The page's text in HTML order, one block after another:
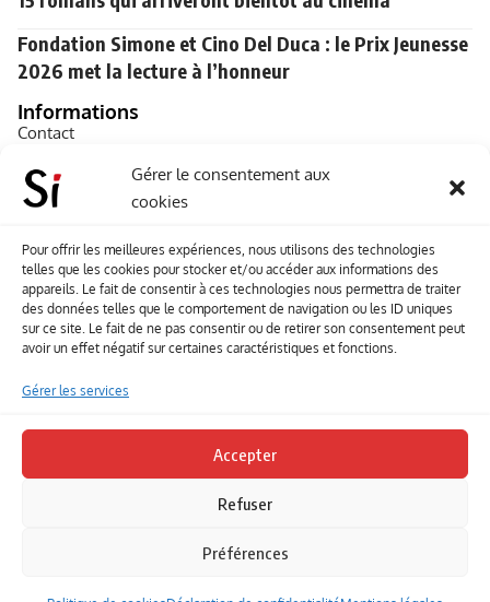
Gérer le consentement aux
cookies
Pour offrir les meilleures expériences, nous utilisons des technologies
telles que les cookies pour stocker et/ou accéder aux informations des
appareils. Le fait de consentir à ces technologies nous permettra de traiter
des données telles que le comportement de navigation ou les ID uniques
sur ce site. Le fait de ne pas consentir ou de retirer son consentement peut
avoir un effet négatif sur certaines caractéristiques et fonctions.
Gérer les services
Accepter
Refuser
Préférences
Fondation Simone et Cino Del Duca : le Prix Jeunesse
2026 met la lecture à l’honneur
Informations
Contact
A propos de Souffle inédit
L’équipe
Sitemap
Envoyez-nous vos créations artisitiques
Envie que vos votre contenu soit publié sur le site
Contact
Suivez-nous